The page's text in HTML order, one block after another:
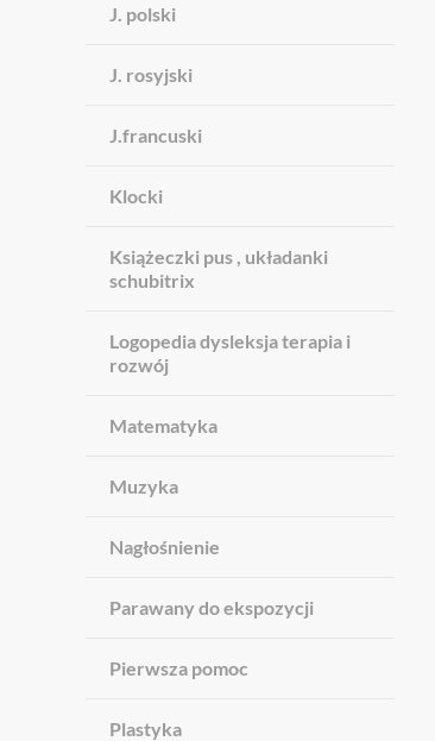
J. polski
J. rosyjski
J.francuski
Klocki
Książeczki pus , układanki
schubitrix
Logopedia dysleksja terapia i
rozwój
Matematyka
Muzyka
Nagłośnienie
Parawany do ekspozycji
Pierwsza pomoc
Plastyka